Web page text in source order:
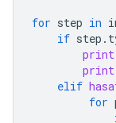
for step in
if step .
print
print
elif
for